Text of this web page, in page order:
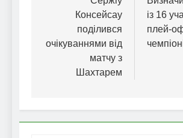
Консейсау
поділився
очікуваннями від
матчу з
Шахтарем
із 16
плей-